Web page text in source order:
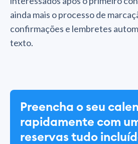
ainda mais o processo de
confirmações e lembretes
texto.
Preencha o seu
rapidamente com
reservas tudo